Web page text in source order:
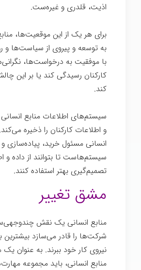
اذیت، قلدری و غیره‌ست.
برای هر یک از این موقعیت‌ها،
به توسعه و پیروی از سیاست‌ها و
با موفقیت به درخواست‌ها،
کارکنان رسیدگی کند یا بر این
کند.
و اطلاعات کارکنان را ذخیره
انسانی مسئول خرید، پیاده‌سازی
سیستم‌هاست تا بتوانند از داده و
تصمیم‌گیری بهتر استفاده کنند.
مشق تغییر
منابع انسانی یک نقش
شرکت‌ها را قادر می‌سازد بیشترین
نیروی کار خود ببرند. به عنوان
منابع انسانی، باید مجموعه